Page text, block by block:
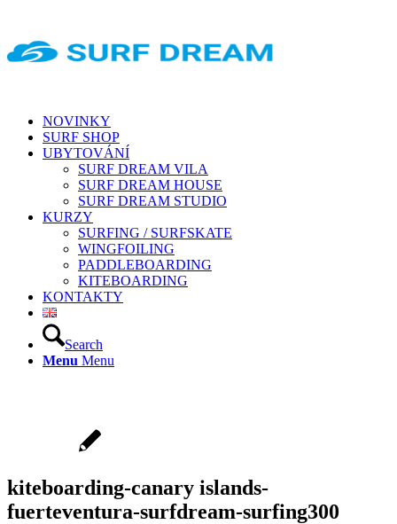
NOVINKY
SURF SHOP
UBYTOVÁNÍ
SURF DREAM VILA
SURF DREAM HOUSE
SURF DREAM STUDIO
KURZY
SURFING / SURFSKATE
WINGFOILING
PADDLEBOARDING
KITEBOARDING
KONTAKTY
Search
Menu Menu
kiteboarding-canary islands-
fuerteventura-surfdream-surfing300